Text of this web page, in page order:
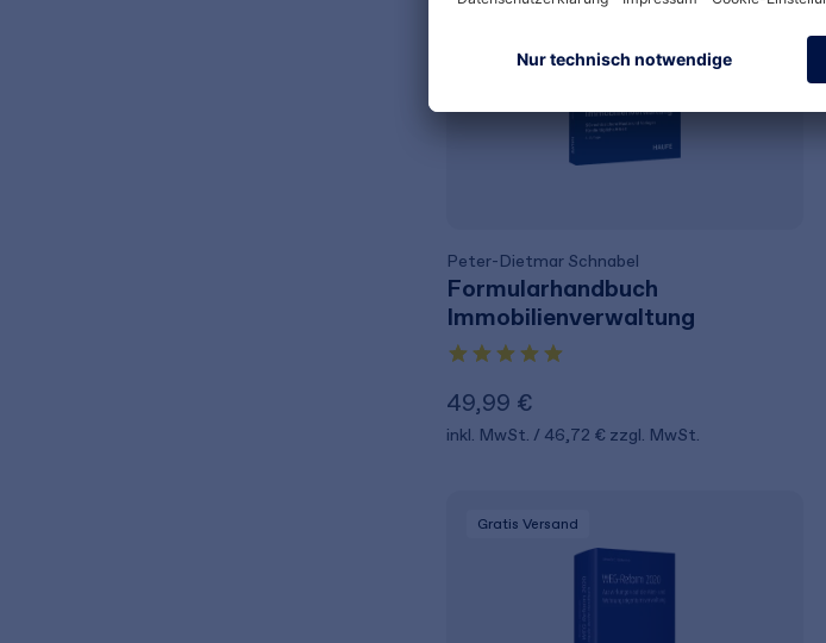
Peter-Dietmar Schnabel
Formularhandbuch
Immobilienverwaltung
49,99 €
inkl. MwSt. 46,72 € zzgl. MwSt.
Gratis Versand